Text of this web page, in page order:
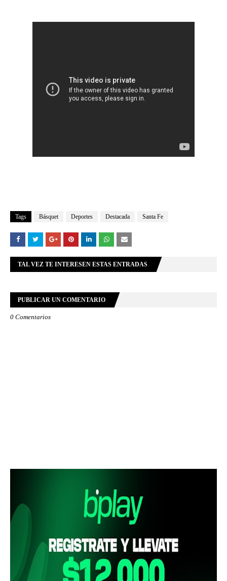
Tags Básquet Deportes Destacada Santa Fe
TAL VEZ TE INTERESEN ESTAS ENTRADAS
PUBLICAR UN COMENTARIO
0 Comentarios